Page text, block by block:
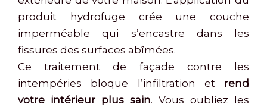
produit hydrofuge crée une couche
imperméable qui s’encastre dans les
fissures des surfaces abîmées.
Ce traitement de façade contre les
intempéries bloque l’infiltration et rend
votre intérieur plus sain. Vous oubliez les